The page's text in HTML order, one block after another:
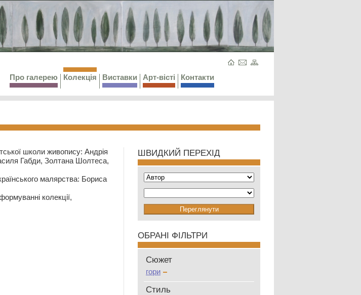
Про галерею Колекція Виставки Арт-вісті Контакти
школи живопису: Андрія
Габди, Золтана Шолтеса,
малярства: Бориса
колекції,
ШВИДКИЙ ПЕРЕХІД
ОБРАНІ ФІЛЬТРИ
Сюжет
гори
Стиль